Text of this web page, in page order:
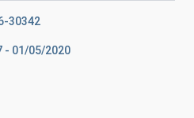
30342
- 01/05/2020